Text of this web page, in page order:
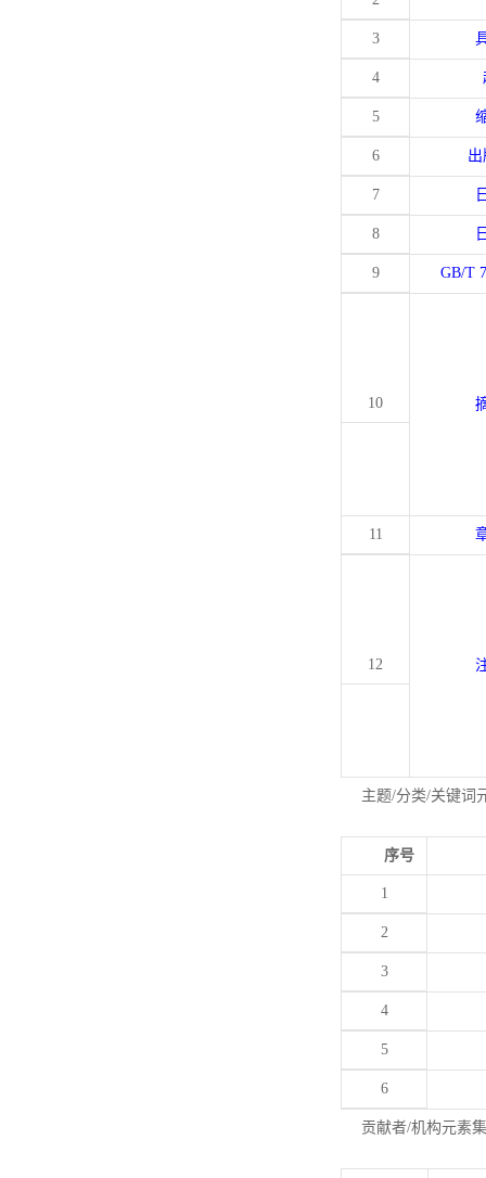
3
4
5
6
7
8
9 GB/T
10
11
12
主题/分类/关键词
序号
1
2
3
4
5
6
贡献者/机构元素